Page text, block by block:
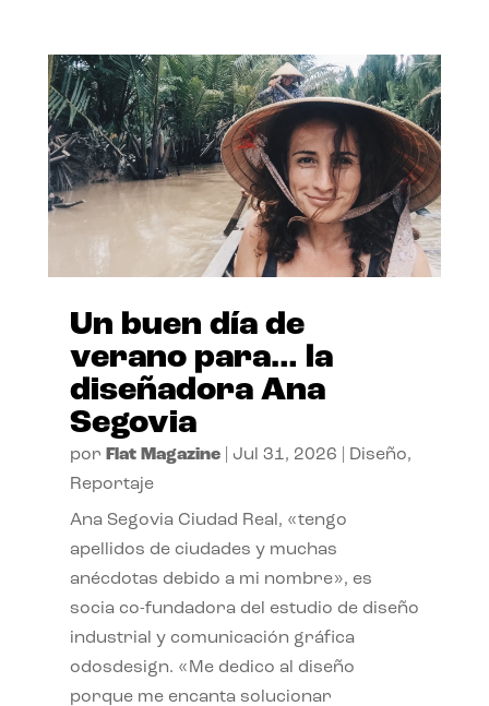
Un buen día de
verano para… la
diseñadora Ana
Segovia
por Flat Magazine| Jul 31, 2026 Diseño,
Reportaje
Ana Segovia Ciudad Real, «tengo
apellidos de ciudades y muchas
anécdotas debido a mi nombre», es
socia co-fundadora del estudio de diseño
industrial y comunicación gráfica
odosdesign. «Me dedico al diseño
porque me encanta solucionar